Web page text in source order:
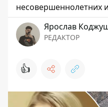
несовершеннолетних
Ярослав
РЕДАКТОР
👍